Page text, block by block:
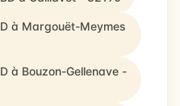
à Margouët-Meymes
à Bouzon-Gellenave -